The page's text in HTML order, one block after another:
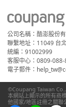
公司名稱：酷澎股份
聯繫地址：11049 台
統編：91002999
客服中心：0809-
電子郵件：
©Coupang Taiwan
本網站上顯示的所有商
他國家/地區註冊之關聯